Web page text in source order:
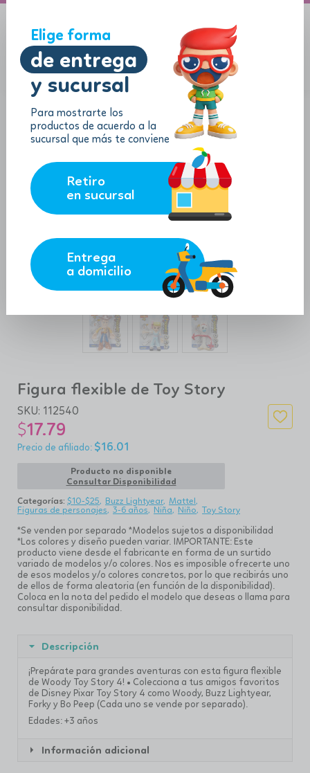
Elige forma
de entrega
y sucursal
Para mostrarte los
productos de acuerdo a la
sucursal que más te conviene
Retiro
en sucursal
Entrega
a domicilio
Figura flexible de Toy Story
SKU: 112540
$17.79
$16.01
Producto no disponible
Consultar Disponibilidad
Categorías: $10-$25 Buzz Lightyear Mattel
Figuras de personajes 3-6 años Niña Niño Toy Story
*Se venden por separado *Modelos sujetos a disponibilidad
*Los colores y diseño pueden variar. IMPORTANTE: Este
producto viene desde el fabricante en forma de un surtido
variado de modelos y/o colores. Nos es imposible ofrecerte uno
de esos modelos y/o colores concretos, por lo que recibirás uno
de ellos de forma aleatoria (en función de la disponibilidad).
Coloca en la nota del pedido el modelo que deseas o llama para
consultar disponibilidad.
Descripción
¡Prepárate para grandes aventuras con esta figura flexible
de Woody Toy Story 4! • Colecciona a tus amigos favoritos
de Disney Pixar Toy Story 4 como Woody, Buzz Lightyear,
Forky y Bo Peep (Cada uno se vende por separado).
Edades: +3 años
Información adicional